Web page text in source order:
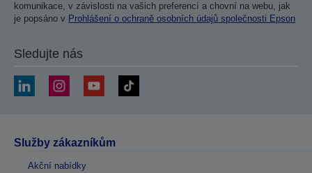
komunikace, v závislosti na vašich preferencí a chovní na webu, jak
je popsáno v Prohlášení o ochraně osobních údajů společnosti Epson
Sledujte nás
Služby zákazníkům
Akční nabídky